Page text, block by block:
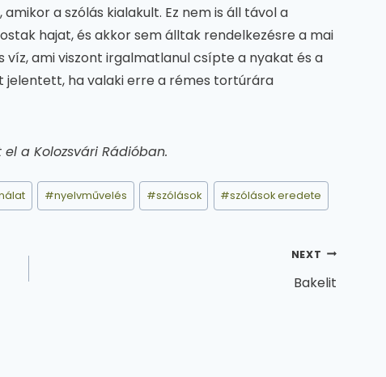
a szólás kialakult. Ez nem is áll távol a
hajat, és akkor sem álltak rendelkezésre a mai
ami viszont irgalmatlanul csípte a nyakat és a
ha valaki erre a rémes tortúrára
a Kolozsvári Rádióban.
#nyelvművelés #szólások #szólások eredete
NEXT
Bakelit